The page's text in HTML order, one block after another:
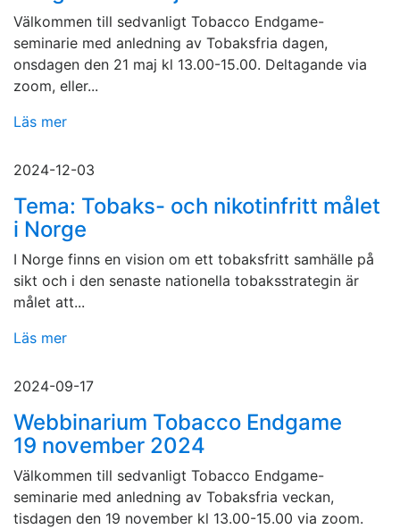
Välkommen till sedvanligt Tobacco Endgame-
seminarie med anledning av Tobaksfria dagen,
onsdagen den 21 maj kl 13.00-15.00. Deltagande via
zoom, eller...
Läs mer
2024-12-03
Tema: Tobaks- och nikotinfritt målet
i Norge
I Norge finns en vision om ett tobaksfritt samhälle på
sikt och i den senaste nationella tobaksstrategin är
målet att...
Läs mer
2024-09-17
Webbinarium Tobacco Endgame
19 november 2024
Välkommen till sedvanligt Tobacco Endgame-
seminarie med anledning av Tobaksfria veckan,
tisdagen den 19 november kl 13.00-15.00 via zoom.